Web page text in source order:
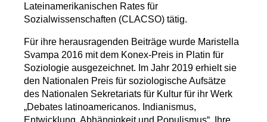
Lateinamerikanischen Rates für
Sozialwissenschaften (CLACSO) tätig.
Für ihre herausragenden Beiträge wurde Maristella
Svampa 2016 mit dem Konex-Preis in Platin für
Soziologie ausgezeichnet. Im Jahr 2019 erhielt sie
den Nationalen Preis für soziologische Aufsätze
des Nationalen Sekretariats für Kultur für ihr Werk
„Debates latinoamericanos. Indianismus,
Entwicklung, Abhängigkeit und Populismus“. Ihre